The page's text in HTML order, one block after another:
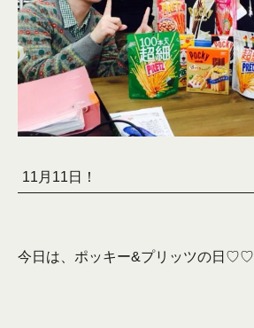
11月11日！
今日は、ポッキー&プリッツの日♡♡